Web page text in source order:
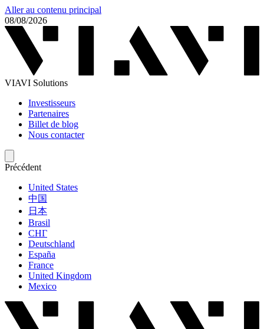
Aller au contenu principal
08/08/2026
VIAVI Solutions
Investisseurs
Partenaires
Billet de blog
Nous contacter
Précédent
United States
中国
日本
Brasil
СНГ
Deutschland
España
France
United Kingdom
Mexico